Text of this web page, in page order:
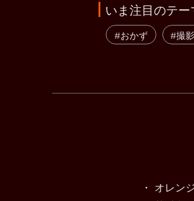
いま注目のテー
#おかず #撮影
・ オレン